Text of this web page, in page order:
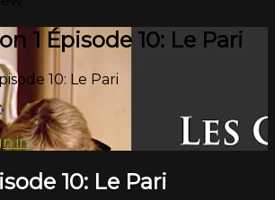
1 Épisode 10: Le Pari
10: Le Pari
in
10: Le Pari